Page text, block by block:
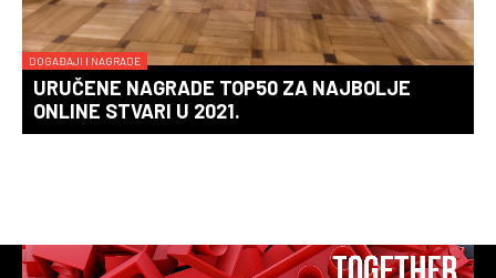
DOGAĐAJI I NAGRADE
URUČENE NAGRADE TOP50 ZA NAJBOLJE
ONLINE STVARI U 2021.